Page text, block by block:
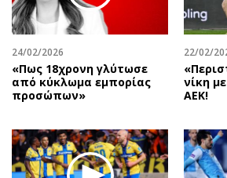
24/02/2026
«Πως 18χρονη γλύτωσε
από κύκλωμα εμπορίας
προσώπων»
22/02/
νίκη
ΑΕΚ!